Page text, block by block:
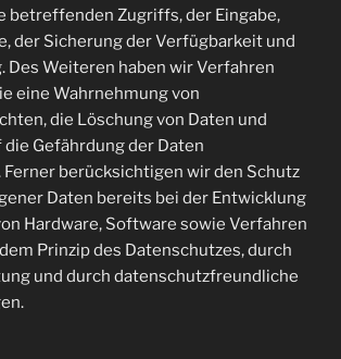
betreffenden Zugriffs, der Eingabe,
der Sicherung der Verfügbarkeit und
Des Weiteren haben wir Verfahren
eine Wahrnehmung von
die Löschung von Daten und
die Gefährdung der Daten
berücksichtigen wir den Schutz
Daten bereits bei der Entwicklung
Hardware, Software sowie Verfahren
Prinzip des Datenschutzes, durch
und durch datenschutzfreundliche